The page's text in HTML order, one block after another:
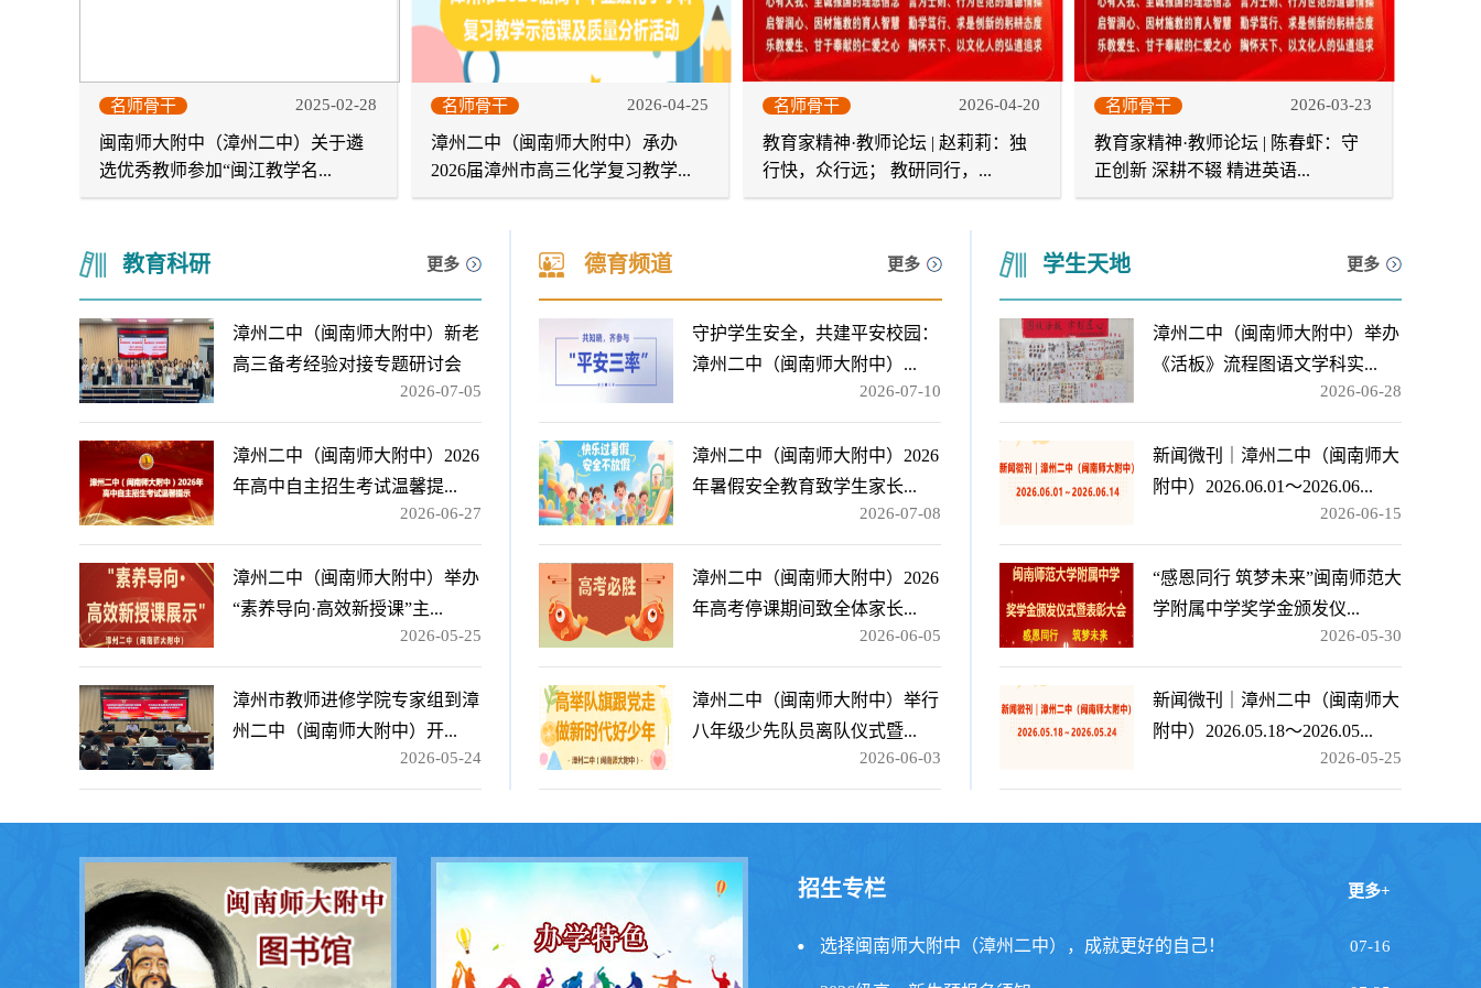
名师骨干 2025-02-28
闽南师大附中（漳州二中）关于遴
选优秀教师参加“闽江教学名...
名师骨干 2026-04-25
漳州二中（闽南师大附中）承办
2026届漳州市高三化学复习教学...
名师骨干 2026-04-20
教育家精神·教师论坛 | 赵莉莉：独
行快，众行远； 教研同行，...
名师骨干 2026-03-23
教育家精神·教师论坛 | 陈春虾：守
正创新 深耕不辍 精进英语...
教育科研 更多
漳州二中（闽南师大附中）新老
高三备考经验对接专题研讨会
2026-07-05
漳州二中（闽南师大附中）2026
年高中自主招生考试温馨提...
2026-06-27
漳州二中（闽南师大附中）举办
“素养导向·高效新授课”主...
2026-05-25
漳州市教师进修学院专家组到漳
州二中（闽南师大附中）开...
2026-05-24
德育频道 更多
守护学生安全，共建平安校园：
漳州二中（闽南师大附中）...
2026-07-10
漳州二中（闽南师大附中）2026
年暑假安全教育致学生家长...
2026-07-08
漳州二中（闽南师大附中）2026
年高考停课期间致全体家长...
2026-06-05
漳州二中（闽南师大附中）举行
八年级少先队员离队仪式暨...
2026-06-03
学生天地 更多
漳州二中（闽南师大附中）举办
《活板》流程图语文学科实...
2026-06-28
新闻微刊｜漳州二中（闽南师大
附中）2026.06.01～2026.06...
2026-06-15
“感恩同行 筑梦未来”闽南师范大
学附属中学奖学金颁发仪...
2026-05-30
新闻微刊｜漳州二中（闽南师大
附中）2026.05.18～2026.05...
2026-05-25
更多+
招生专栏
07-16
选择闽南师大附中（漳州二中），成就更好的自己！